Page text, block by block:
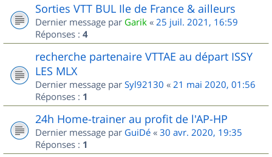
Sorties VTT BUL Ile de France & ailleurs
Dernier message par Garik « 25 juil. 2021, 16:59
Réponses : 4
recherche partenaire VTTAE au départ ISSY
LES MLX
Dernier message par Syl92130 « 21 mai 2020, 01:56
Réponses : 1
24h Home-trainer au profit de l'AP-HP
Dernier message par GuiDé « 30 avr. 2020, 19:35
Réponses : 1